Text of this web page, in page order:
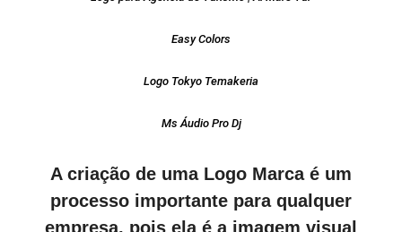
Easy Colors
Logo Tokyo Temakeria
Ms Áudio Pro Dj
A criação de uma Logo Marca é um
processo importante para qualquer
empresa, pois ela é a imagem visual